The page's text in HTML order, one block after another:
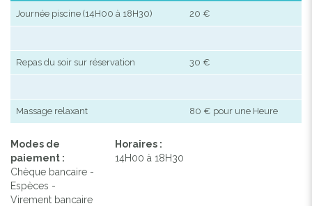
Journée piscine (14H00 à 18H30) 20 €
Repas du soir sur réservation 30 €
Massage relaxant 80 € pour une Heure
Modes de
paiement :
Chèque bancaire -
Espèces -
Virement bancaire
Horaires :
14H00 à 18H30